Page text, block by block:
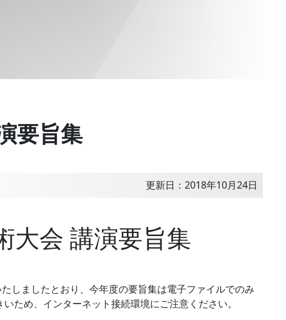
要旨集
更新日：2018年10月24日
大会 講演要旨集
しましたとおり、今年度の要旨集は電子ファイルでのみ
ため、インターネット接続環境にご注意ください。